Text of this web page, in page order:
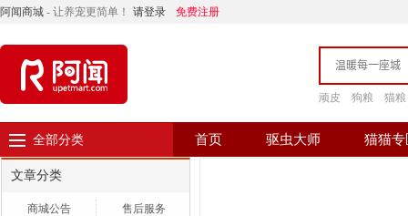
阿闻商城 - 让养宠更简单！ 请登录 免费注册
顽皮 狗粮 猫粮
全部分类 首页 驱虫大师 猫猫专
文章分类
商城公告
售后服务